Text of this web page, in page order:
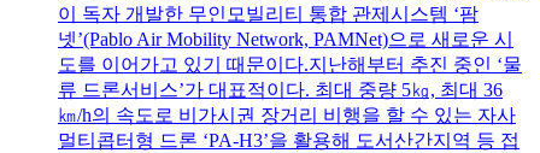
이 독자 개발한 무인모빌리티 통합 관제시스템 ‘팜
넷’(Pablo Air Mobility Network, PAMNet)으로 새로운 시
도를 이어가고 있기 때문이다.지난해부터 추진 중인 ‘물
류 드론서비스’가 대표적이다. 최대 중량 5㎏, 최대 36
㎞/h의 속도로 비가시권 장거리 비행을 할 수 있는 자사
멀티콥터형 드론 ‘PA-H3’을 활용해 도서산간지역 등 접